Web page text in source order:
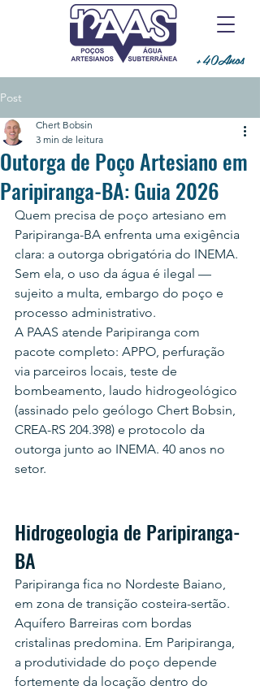
+40Anos
Post
Outorga de Poço Artesiano em
Paripiranga-BA: Guia 2026
Chert Bobsin
3 min de leitura
Quem precisa de poço artesiano em
Paripiranga-BA enfrenta uma exigência
clara: a outorga obrigatória do INEMA.
Sem ela, o uso da água é ilegal —
sujeito a multa, embargo do poço e
processo administrativo.
A PAAS atende Paripiranga com
pacote completo: APPO, perfuração
via parceiros locais, teste de
bombeamento, laudo hidrogeológico
(assinado pelo geólogo Chert Bobsin,
CREA-RS 204.398) e protocolo da
outorga junto ao INEMA. 40 anos no
setor.
Hidrogeologia de Paripiranga-
BA
Paripiranga fica no Nordeste Baiano,
em zona de transição costeira-sertão.
Aquífero Barreiras com bordas
cristalinas predomina. Em Paripiranga,
a produtividade do poço depende
fortemente da locação dentro do